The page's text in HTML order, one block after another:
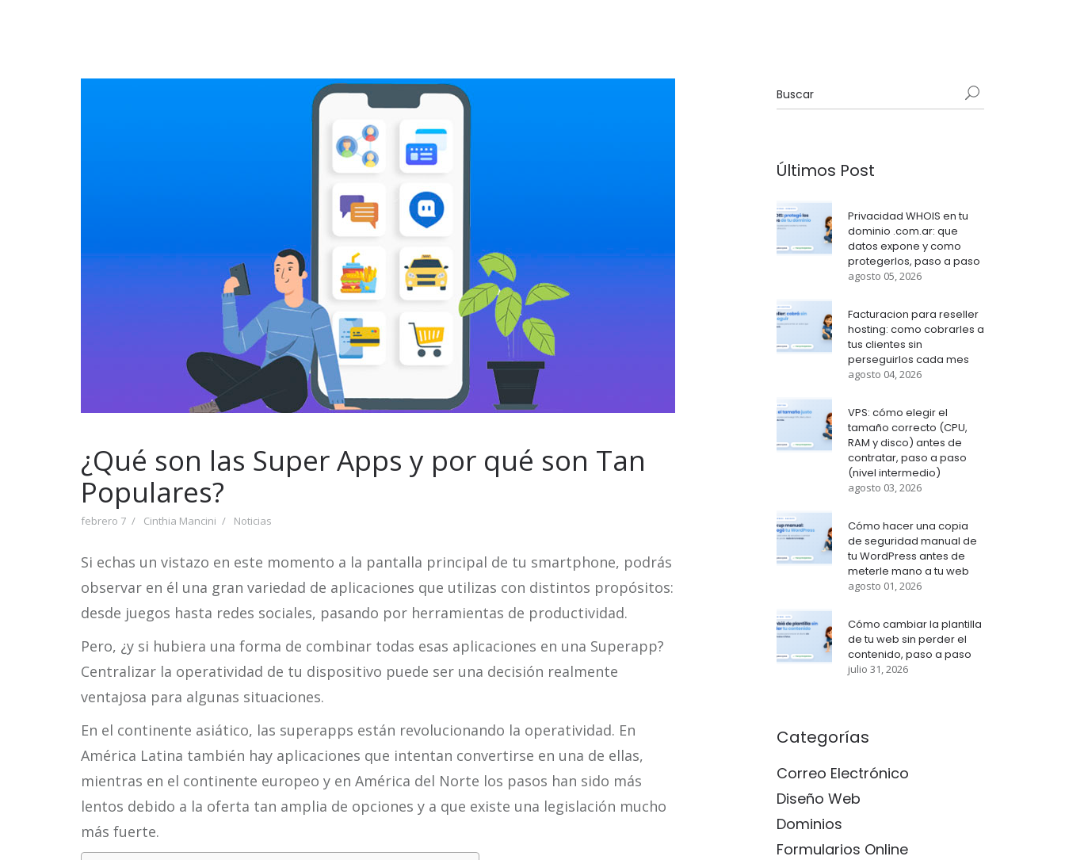
¿Qué son las Super Apps y por qué son Tan
Populares?
febrero 7 Cinthia Mancini Noticias
Si echas un vistazo en este momento a la pantalla principal de tu smartphone, podrás
observar en él una gran variedad de aplicaciones que utilizas con distintos propósitos:
desde juegos hasta redes sociales, pasando por herramientas de productividad.
Pero, ¿y si hubiera una forma de combinar todas esas aplicaciones en una Superapp?
Centralizar la operatividad de tu dispositivo puede ser una decisión realmente
ventajosa para algunas situaciones.
En el continente asiático, las superapps están revolucionando la operatividad. En
América Latina también hay aplicaciones que intentan convertirse en una de ellas,
mientras en el continente europeo y en América del Norte los pasos han sido más
lentos debido a la oferta tan amplia de opciones y a que existe una legislación mucho
más fuerte.
Últimos Post
Privacidad WHOIS en tu
dominio .com.ar: que
datos expone y como
protegerlos, paso a paso
agosto 05, 2026
Facturacion para reseller
hosting: como cobrarles a
tus clientes sin
perseguirlos cada mes
agosto 04, 2026
VPS: cómo elegir el
tamaño correcto (CPU,
RAM y disco) antes de
contratar, paso a paso
(nivel intermedio)
agosto 03, 2026
Cómo hacer una copia
de seguridad manual de
tu WordPress antes de
meterle mano a tu web
agosto 01, 2026
Cómo cambiar la plantilla
de tu web sin perder el
contenido, paso a paso
julio 31, 2026
Categorías
Correo Electrónico
Diseño Web
Dominios
Formularios Online